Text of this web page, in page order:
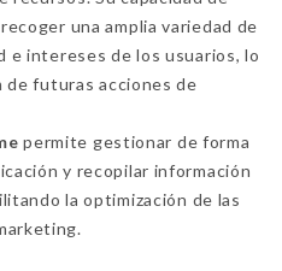
una amplia variedad de
e intereses de los usuarios, lo
de futuras acciones de
permite gestionar de forma
y recopilar información
la optimización de las